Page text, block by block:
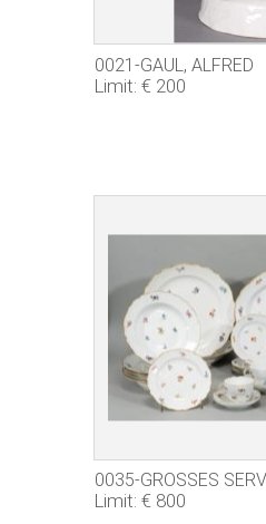
0021-GAUL, ALFRED
Limit: € 200
0035-GROSSES
Limit: € 800